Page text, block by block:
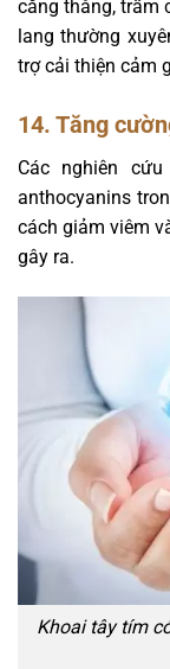
căng thẳng, trầm
lang thường
trợ cải thiện cảm
14. Tăng
Các nghiên
anthocyanins
cách giảm viêm
gây ra.
Khoai tây tím